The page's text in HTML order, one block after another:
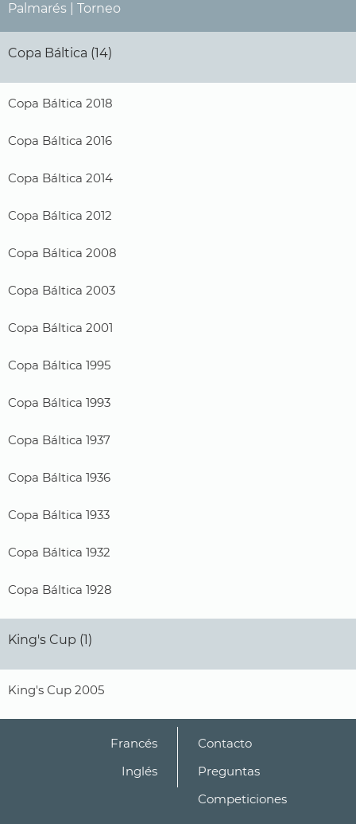
Palmarés | Torneo
Copa Báltica (14)
Copa Báltica 2018
Copa Báltica 2016
Copa Báltica 2014
Copa Báltica 2012
Copa Báltica 2008
Copa Báltica 2003
Copa Báltica 2001
Copa Báltica 1995
Copa Báltica 1993
Copa Báltica 1937
Copa Báltica 1936
Copa Báltica 1933
Copa Báltica 1932
Copa Báltica 1928
King's Cup (1)
King's Cup 2005
Francés
Inglés
Contacto
Preguntas
Competiciones